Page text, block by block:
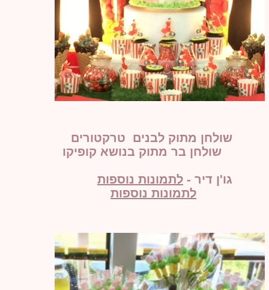
שולחן מתוק לבנים טרקטורים
שולחן בר מתוק בנושא קופיקו
גו'ן דיר - לתמונות נוספות
לתמונות נוספות